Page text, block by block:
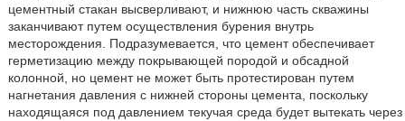
цементный стакан высверливают, и нижнюю часть скважины
заканчивают путем осуществления бурения внутрь
месторождения. Подразумевается, что цемент обеспечивает
герметизацию между покрывающей породой и обсадной
колонной, но цемент не может быть протестирован путем
нагнетания давления с нижней стороны цемента, поскольку
находящаяся под давлением текучая среда будет вытекать через